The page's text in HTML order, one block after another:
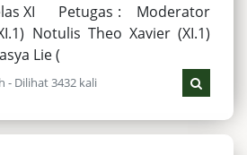
XI Petugas : Moderator
Notulis Theo Xavier (XI.1)
Lie (
- Dilihat 3432 kali